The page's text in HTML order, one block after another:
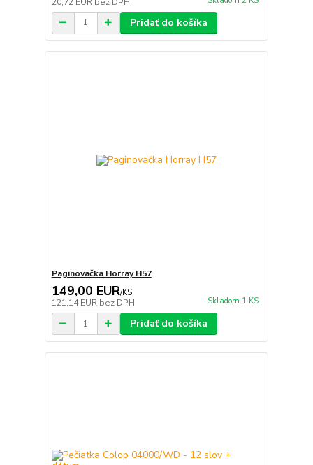
Pridať do košíka
Paginovačka Horray H57
149,00 EUR/KS
121,14 EUR bez DPH Skladom 1 KS
Pridať do košíka